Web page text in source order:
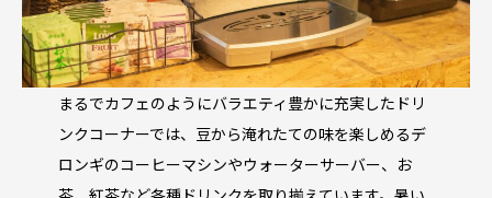
まるでカフェのようにバラエティ豊かに充実したドリ
ンクコーナーでは、豆から淹れたての味を楽しめるデ
ロンギのコーヒーマシンやウォーターサーバー、お